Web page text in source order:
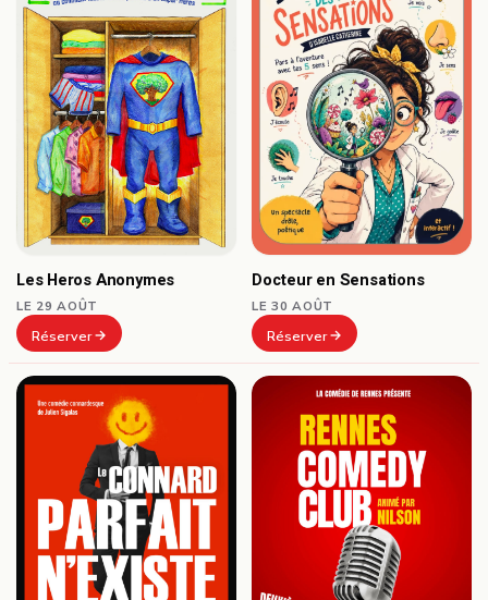
Les Heros Anonymes
LE 29 AOÛT
Réserver
Docteur en Sensations
LE 30 AOÛT
Réserver